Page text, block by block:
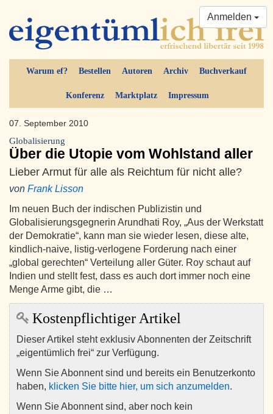
Warum ef? Bestellen Autoren Archiv Buchverkauf
Konferenz Marktplatz Impressum
Anmelden
07. September 2010
Globalisierung
Über die Utopie vom Wohlstand aller
Lieber Armut für alle als Reichtum für nicht alle?
von Frank Lisson
Im neuen Buch der indischen Publizistin und
Globalisierungsgegnerin Arundhati Roy, „Aus der Werkstatt
der Demokratie“, kann man sie wieder lesen, diese alte,
kindlich-naive, listig-verlogene Forderung nach einer
„global gerechten“ Verteilung aller Güter. Roy schaut auf
Indien und stellt fest, dass es auch dort immer noch eine
Menge Arme gibt, die …
Kostenpflichtiger Artikel
Dieser Artikel steht exklusiv Abonnenten der Zeitschrift
„eigentümlich frei“ zur Verfügung.
Wenn Sie Abonnent sind und bereits ein Benutzerkonto
haben, klicken Sie bitte hier, um sich anzumelden.
Wenn Sie Abonnent sind, aber noch kein